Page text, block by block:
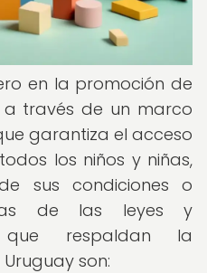
en la promoción de
a través de un marco
garantiza el acceso
los niños y niñas,
sus condiciones o
de las leyes y
que respaldan la
son: